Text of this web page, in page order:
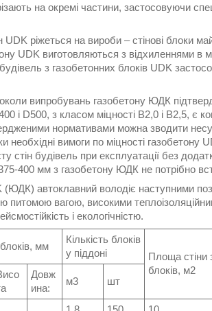
на окремі частини, застосовуючи
ріжеться на вироби – стінові блоки
UDK виготовляються з відхиленнями
з газобетонних блоків UDK
випробувань газобетону ЮДК
і D500, з класом міцності В2,0 і В2,5, є
нормативами можна зводити
необхідні вимоги по міцності газобетону
стін будівель при експлуатації без
400 мм з газобетону ЮДК не потрібно
(ЮДК) автоклавний володіє наступними
питомою вагою, високими
і екологічністю.
мм
Кількість блоків
у піддоні
Площа стіни
блоків, м2
Довж
ина:
м3 шт